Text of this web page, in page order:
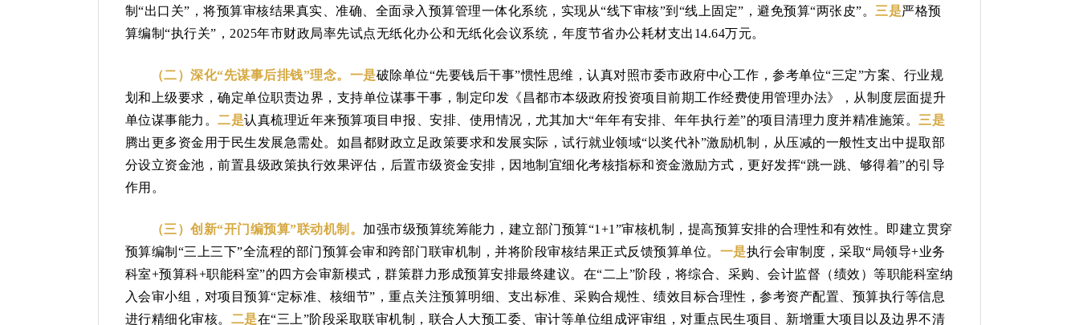
制“出口关”，将预算审核结果真实、准确、全面录入预算管理一体化系统，实现从“线下审核”到“线上固定”，避免预算“两张皮”。 三是严格预
算编制“执行关”，2025年市财政局率先试点无纸化办公和无纸化会议系统，年度节省办公耗材支出14.64万元。
（二）深化“先谋事后排钱”理念。一是破除单位“先要钱后干事”惯性思维，认真对照市委市政府中心工作，参考单位“三定”方案、行业规
划和上级要求，确定单位职责边界，支持单位谋事干事，制定印发《昌都市本级政府投资项目前期工作经费使用管理办法》，从制度层面提升
单位谋事能力。二是认真梳理近年来预算项目申报、安排、使用情况，尤其加大“年年有安排、年年执行差”的项目清理力度并精准施策。 三是
腾出更多资金用于民生发展急需处。如昌都财政立足政策要求和发展实际，试行就业领域“以奖代补”激励机制，从压减的一般性支出中提取部
分设立资金池，前置县级政策执行效果评估，后置市级资金安排，因地制宜细化考核指标和资金激励方式，更好发挥“跳一跳、够得着”的引导
作用。
（三）创新“开门编预算”联动机制。 加强市级预算统筹能力，建立部门预算“1+1”审核机制，提高预算安排的合理性和有效性。即建立贯穿
预算编制“三上三下”全流程的部门预算会审和跨部门联审机制，并将阶段审核结果正式反馈预算单位。 一是执行会审制度，采取“局领导+业务
科室+预算科+职能科室”的四方会审新模式，群策群力形成预算安排最终建议。在“二上”阶段，将综合、采购、会计监督（绩效）等职能科室纳
入会审小组，对项目预算“定标准、核细节”，重点关注预算明细、支出标准、采购合规性、绩效目标合理性，参考资产配置、预算执行等信息
进行精细化审核。 二是在“三上”阶段采取联审机制，联合人大预工委、审计等单位组成评审组，对重点民生项目、新增重大项目以及边界不清